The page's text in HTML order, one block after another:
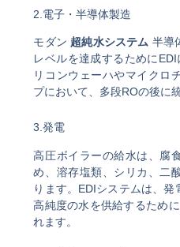
2.電子・半導体製造
モダン 超純水システム 半導
レベルを達成するために
リコンウェーハやマイクロ
プにおいて、多段ROの後に
3.発電
高圧ボイラーの給水は、腐
め、溶存塩類、シリカ、二
ります。EDIシステムは、
高純度の水を供給するため
れます。